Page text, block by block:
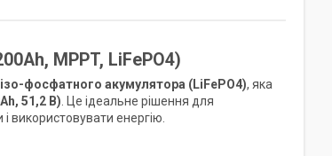
MPPT, LiFePO4)
фосфатного акумулятора (LiFePO4), яка
51,2 В) . Це ідеальне рішення для
використовувати енергію.